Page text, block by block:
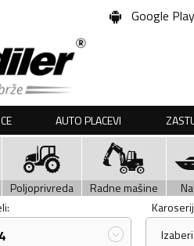
Google Play
AUTO PLACEVI
Poljoprivreda Radne mašine
Izaberi